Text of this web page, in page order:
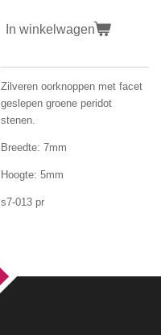
In winkelwagen
Zilveren oorknoppen met facet
geslepen groene peridot
stenen.
Breedte: 7mm
Hoogte: 5mm
s7-013 pr